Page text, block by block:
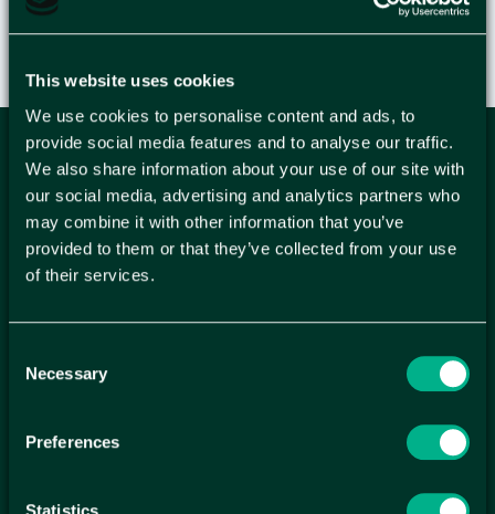
This website uses cookies
We use cookies to personalise content and ads, to
provide social media features and to analyse our traffic.
We also share information about your use of our site with
our social media, advertising and analytics partners who
may combine it with other information that you’ve
provided to them or that they’ve collected from your use
of their services.
Selection
Necessary
Preferences
Statistics
ANMÄL DIG HÄR TILL WELLAGRETS
NYHETSBREV
Få relevanta erbjudande och kampanjer, en möjlighet att
handla smartare helt enkelt.
KUNDTJÄNST
Mina sidor
Policy och cookies